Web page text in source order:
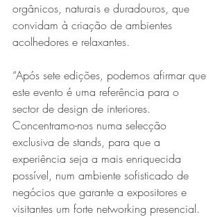
orgânicos, naturais e duradouros, que
convidam à criação de ambientes
acolhedores e relaxantes.
“Após sete edições, podemos afirmar que
este evento é uma referência para o
sector de design de interiores.
Concentramo-nos numa selecção
exclusiva de stands, para que a
experiência seja a mais enriquecida
possível, num ambiente sofisticado de
negócios que garante a expositores e
visitantes um forte networking presencial.